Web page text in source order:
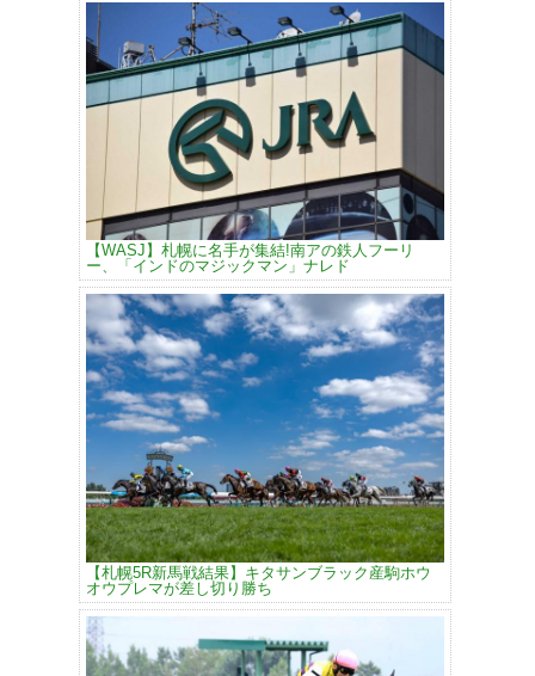
【WASJ】札幌に名手が集結!南アの鉄人フーリ
ー、「インドのマジックマン」ナレド
【札幌5R新馬戦結果】キタサンブラック産駒ホウ
オウプレマが差し切り勝ち